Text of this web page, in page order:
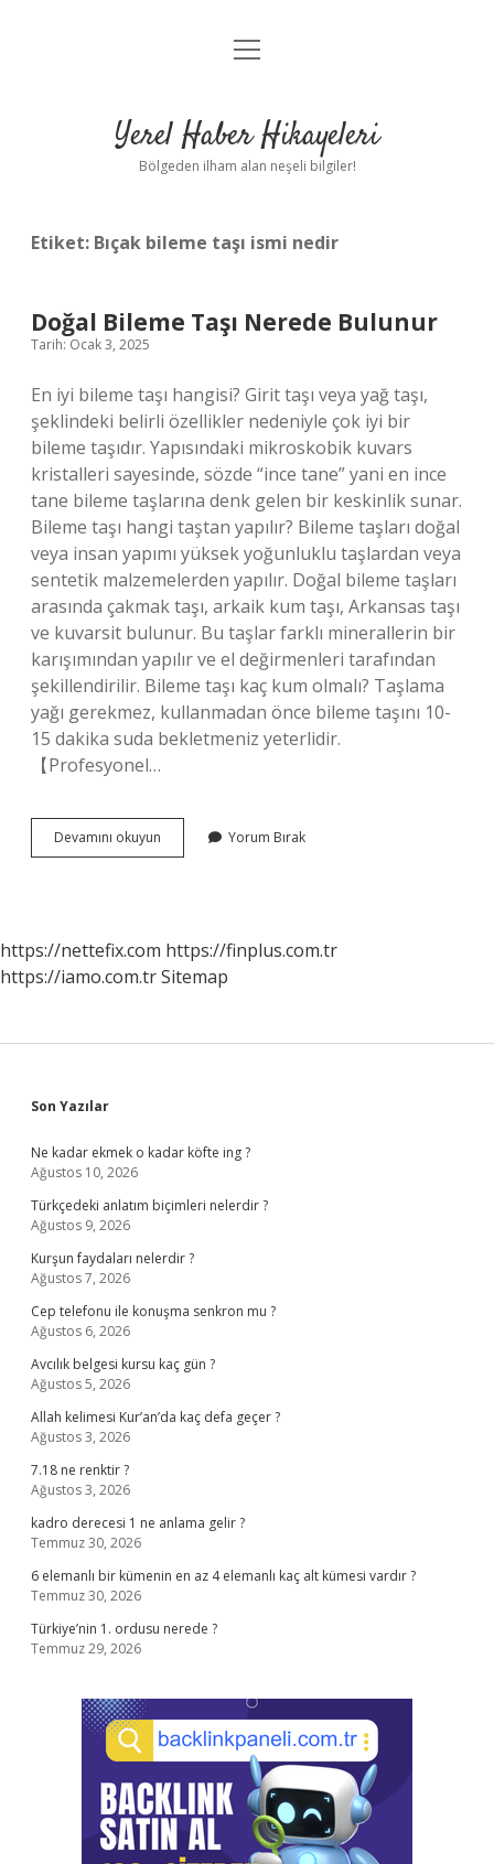
Anasayfa
Yasal Uyarı
menüyü
Yerel Haber Hikayeleri
Bölgeden ilham alan neşeli bilgiler!
Etiket: Bıçak bileme taşı ismi nedir
Doğal Bileme Taşı Nerede Bulunur
Tarih: Ocak 3, 2025
En iyi bileme taşı hangisi? Girit taşı veya yağ taşı,
şeklindeki belirli özellikler nedeniyle çok iyi bir
bileme taşıdır. Yapısındaki mikroskobik kuvars
kristalleri sayesinde, sözde “ince tane” yani en ince
tane bileme taşlarına denk gelen bir keskinlik sunar.
Bileme taşı hangi taştan yapılır? Bileme taşları doğal
veya insan yapımı yüksek yoğunluklu taşlardan veya
sentetik malzemelerden yapılır. Doğal bileme taşları
arasında çakmak taşı, arkaik kum taşı, Arkansas taşı
ve kuvarsit bulunur. Bu taşlar farklı minerallerin bir
karışımından yapılır ve el değirmenleri tarafından
şekillendirilir. Bileme taşı kaç kum olmalı? Taşlama
yağı gerekmez, kullanmadan önce bileme taşını 10-
15 dakika suda bekletmeniz yeterlidir.
【Profesyonel…
Devamını okuyun
Bileme
Yorum Bırak
https://nettefix.com https://finplus.com.tr
https://iamo.com.trSitemap
Sidebar
Son Yazılar
Ne kadar ekmek o kadar köfte ing ?
Ağustos 10, 2026
Türkçedeki anlatım biçimleri nelerdir ?
Ağustos 9, 2026
Kurşun faydaları nelerdir ?
Ağustos 7, 2026
Cep telefonu ile konuşma senkron mu ?
Ağustos 6, 2026
Avcılık belgesi kursu kaç gün ?
Ağustos 5, 2026
Allah kelimesi Kur’an’da kaç defa geçer ?
Ağustos 3, 2026
7.18 ne renktir ?
Ağustos 3, 2026
kadro derecesi 1 ne anlama gelir ?
Temmuz 30, 2026
6 elemanlı bir kümenin en az 4 elemanlı kaç alt kümesi vardır ?
Temmuz 30, 2026
Türkiye’nin 1. ordusu nerede ?
Temmuz 29, 2026